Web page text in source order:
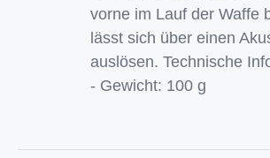
vorne im Lauf der Waffe
lässt sich über einen
auslösen. Technische
- Gewicht: 100 g